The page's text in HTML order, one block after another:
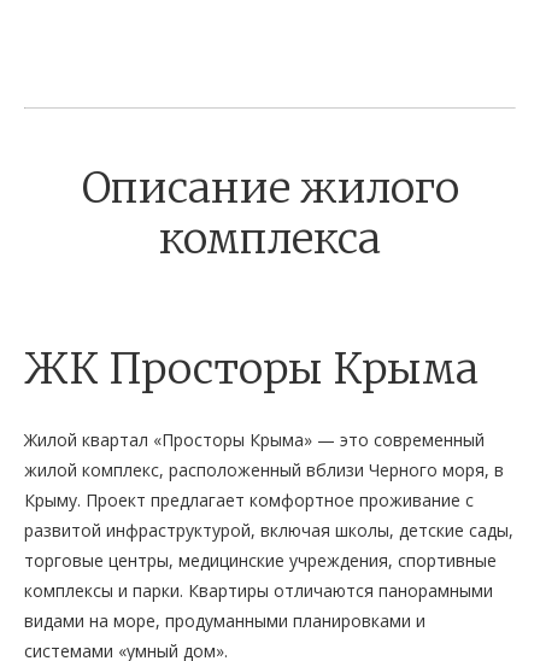
Описание жилого
комплекса
ЖК Просторы Крыма
Жилой квартал «Просторы Крыма» — это современный
жилой комплекс, расположенный вблизи Черного моря, в
Крыму. Проект предлагает комфортное проживание с
развитой инфраструктурой, включая школы, детские сады,
торговые центры, медицинские учреждения, спортивные
комплексы и парки. Квартиры отличаются панорамными
видами на море, продуманными планировками и
системами «умный дом».